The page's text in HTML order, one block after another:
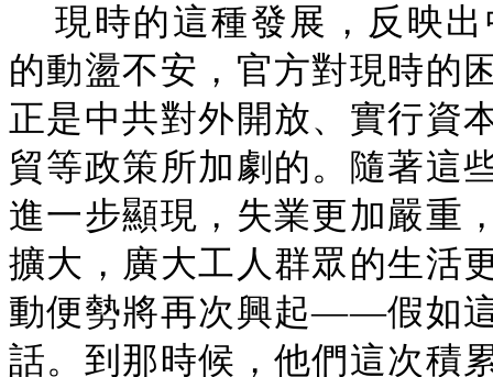
現時的這種發展，反映
的動盪不安，官方對現時的
正是中共對外開放、實行資
貿等政策所加劇的。隨著這
進一步顯現，失業更加嚴重
擴大，廣大工人群眾的生活
動便勢將再次興起——假如
話。到那時候，他們這次積